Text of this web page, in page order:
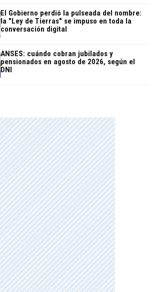
El Gobierno perdió la pulseada del nombre:
la "Ley de Tierras" se impuso en toda la
conversación digital
ANSES: cuándo cobran jubilados y
pensionados en agosto de 2026, según el
DNI